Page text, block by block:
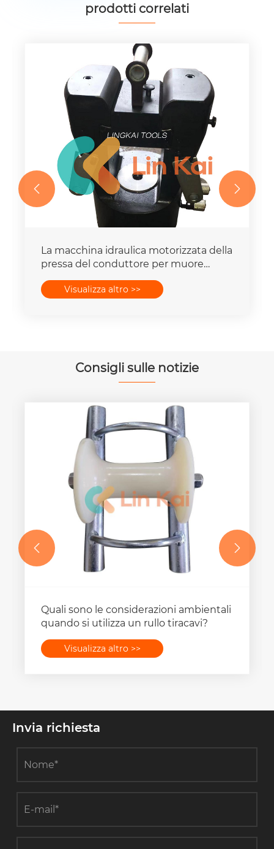
prodotti correlati
La macchina idraulica motorizzata della
pressa del conduttore per muore
mette la capacità della forza 16-
400mm2 degli insiemi 25T-300T
Visualizza altro >>
 
Consigli sulle notizie
Quali sono le considerazioni ambientali
quando si utilizza un rullo tiracavi?
Visualizza altro >>
 
Invia richiesta